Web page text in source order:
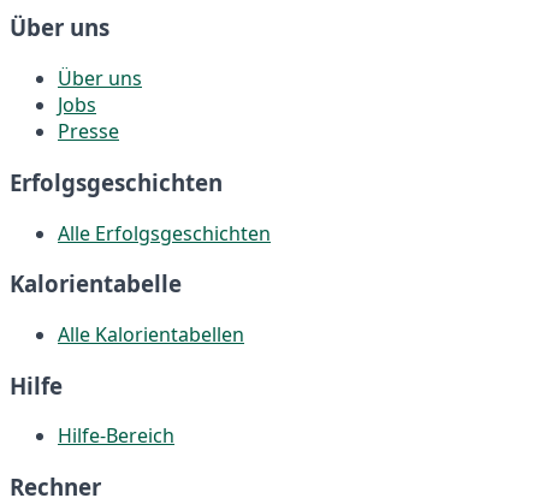
Über uns
Über uns
Jobs
Presse
Erfolgsgeschichten
Alle Erfolgsgeschichten
Kalorientabelle
Alle Kalorientabellen
Hilfe
Hilfe-Bereich
Rechner